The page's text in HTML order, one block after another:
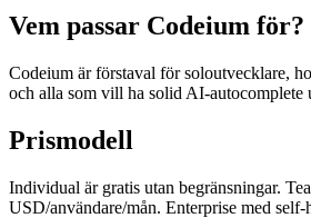
Vem passar Codeium för?
Codeium är förstaval för soloutvecklare,
och alla som vill ha solid AI-autocomplete
Prismodell
Individual är gratis utan begränsningar.
USD/användare/mån. Enterprise med